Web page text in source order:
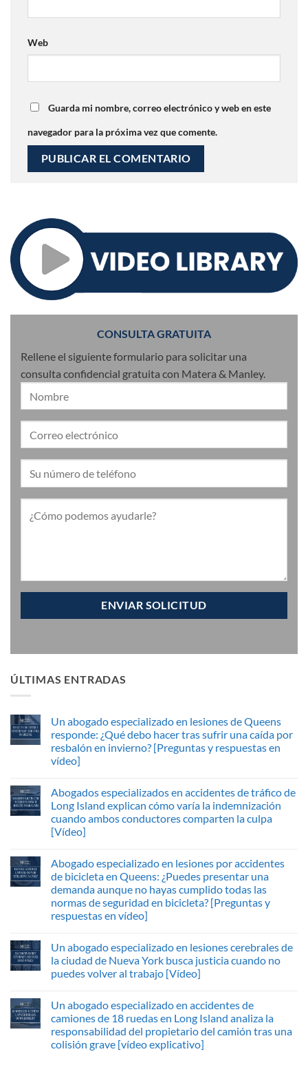
Web
Guarda mi nombre, correo electrónico y web en este
navegador para la próxima vez que comente.
CONSULTA GRATUITA
Rellene el siguiente formulario para solicitar una
consulta confidencial gratuita con Matera & Manley.
ÚLTIMAS ENTRADAS
Un abogado especializado en lesiones de Queens
responde: ¿Qué debo hacer tras sufrir una caída por
resbalón en invierno? [Preguntas y respuestas en
vídeo]
Abogados especializados en accidentes de tráfico de
Long Island explican cómo varía la indemnización
cuando ambos conductores comparten la culpa
[Vídeo]
Abogado especializado en lesiones por accidentes
de bicicleta en Queens: ¿Puedes presentar una
demanda aunque no hayas cumplido todas las
normas de seguridad en bicicleta? [Preguntas y
respuestas en vídeo]
Un abogado especializado en lesiones cerebrales de
la ciudad de Nueva York busca justicia cuando no
puedes volver al trabajo [Vídeo]
Un abogado especializado en accidentes de
camiones de 18 ruedas en Long Island analiza la
responsabilidad del propietario del camión tras una
colisión grave [vídeo explicativo]